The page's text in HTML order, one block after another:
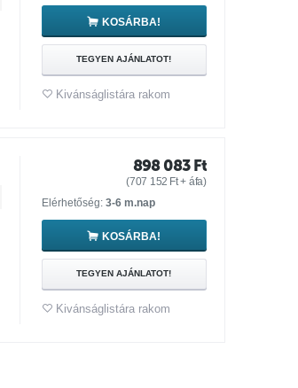
KOSÁRBA!
TEGYEN AJÁNLATOT!
Kivánságlistára rakom
898 083 Ft
(707 152 Ft+ áfa)
Elérhetőség: 3-6 m.nap
KOSÁRBA!
TEGYEN AJÁNLATOT!
Kivánságlistára rakom